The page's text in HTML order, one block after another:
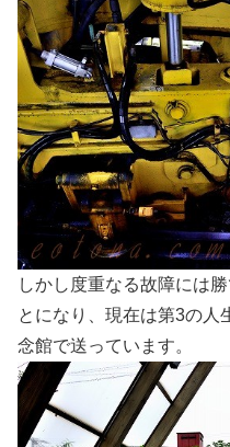
しかし度重なる故障には
とになり、現在は第3の人
念館で送っています。